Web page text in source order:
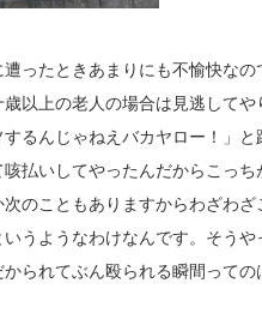
ったときあまりにも不愉快な
歳以上の老人の場合は見逃して
るんじゃねえバカヤロー！」
払いしてやったんだからこっ
のこともありますからわざわ
うようなわけなんです。そう
られてぶん殴られる瞬間って